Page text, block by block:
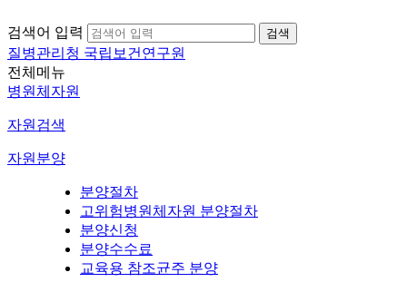
검색어 입력
질병관리청 국립보건연구원
전체메뉴
병원체자원
자원검색
자원분양
분양절차
고위험병원체자원 분양절차
분양신청
분양수수료
교육용 참조균주 분양